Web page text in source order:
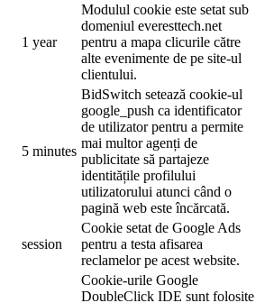
1 year
Modulul cookie este setat sub
domeniul everesttech.net
pentru a mapa clicurile către
alte evenimente de pe site-ul
clientului.
5 minutes
BidSwitch setează cookie-ul
google_push ca identificator
de utilizator pentru a permite
mai multor agenți de
publicitate să partajeze
identitățile profilului
utilizatorului atunci când o
pagină web este încărcată.
session
Cookie setat de Google Ads
pentru a testa afisarea
reclamelor pe acest website.
Cookie-urile Google
DoubleClick IDE sunt folosite